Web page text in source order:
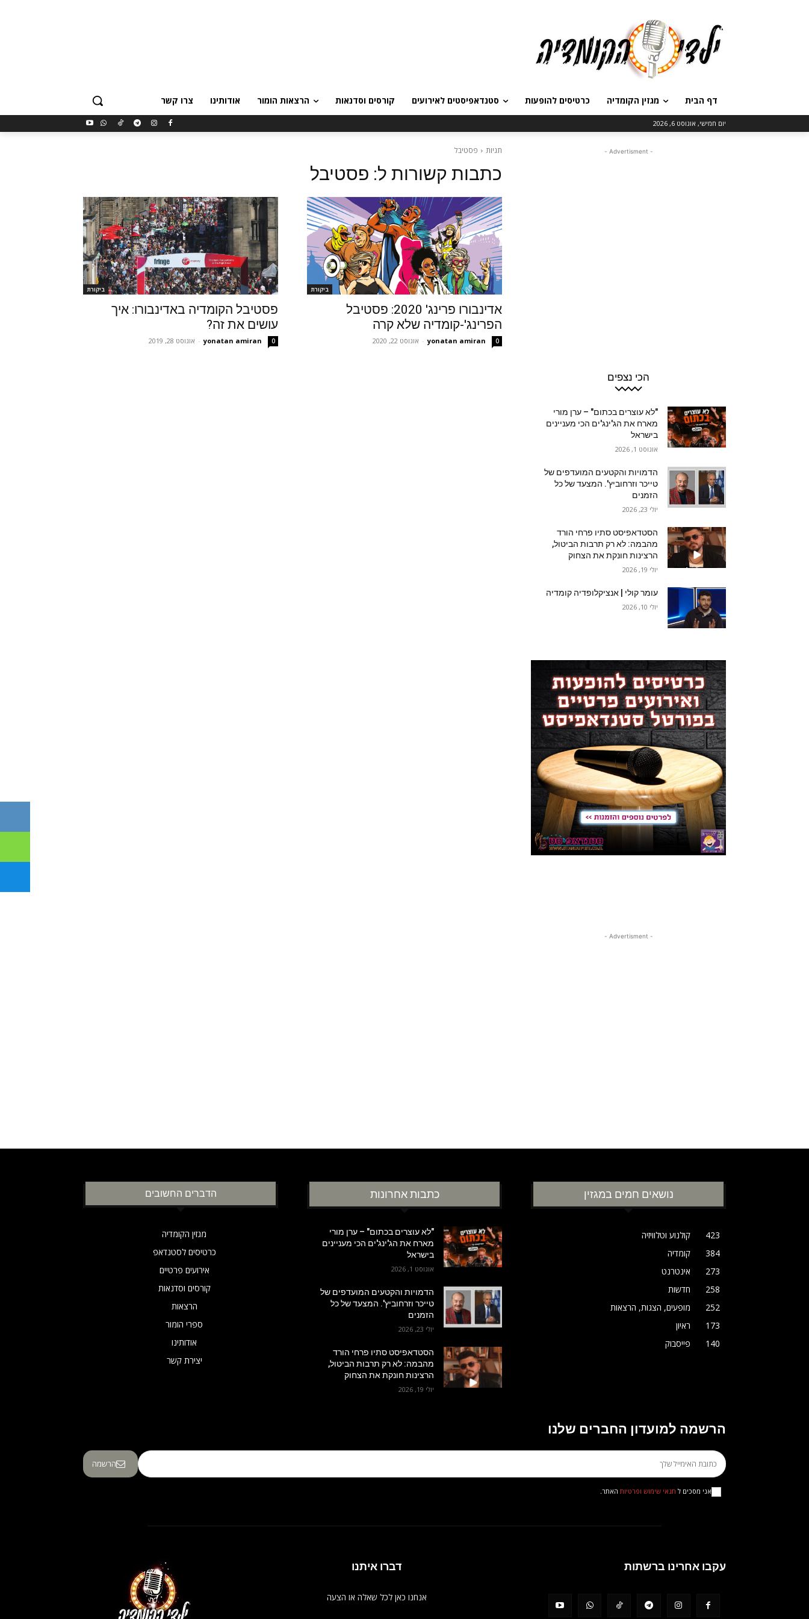
דף הבית מגזין הקומדיה כרטיסים להופעות סטנדאפיסטים לאירועים קורסים וסדנאות הרצאות הומור אודותינו צרו קשר
יום חמישי, אוגוסט 6, 2026
תגיות פסטיבל
כתבות קשורות ל: פסטיבל
ביקורת
אדינבורו פרינג' 2020: פסטיבל
הפרינג'-קומדיה שלא קרה
yonatan amiran
- אוגוסט 22, 2020 0
ביקורת
פסטיבל הקומדיה באדינבורו: איך
עושים את זה?
yonatan amiran
- אוגוסט 28, 2019 0
- Advertisment -
הכי נצפים
"לא עוצרים בכתום" – ערן מורי
מארח את הג'ינג'ים הכי מעניינים
בישראל
אוגוסט 1, 2026
הדמויות והקטעים המועדפים של
טייכר וזרחוביץ'. המצעד של כל
הזמנים
יולי 23, 2026
הסטדאפיסט סתיו פרחי הורד
מהבמה: לא רק תרבות הביטול,
הרצינות חונקת את הצחוק
יולי 19, 2026
עומר קולי | אנציקלופדיה קומדיה
יולי 10, 2026
- Advertisment -
הדברים החשובים
מגזין הקומדיה
כרטיסים לסטנדאפ
אירועים פרטיים
קורסים וסדנאות
הרצאות
ספרי הומור
אודותינו
יצירת קשר
כתבות אחרונות
"לא עוצרים בכתום" – ערן מורי
מארח את הג'ינג'ים הכי מעניינים
בישראל
אוגוסט 1, 2026
הדמויות והקטעים המועדפים של
טייכר וזרחוביץ'. המצעד של כל
הזמנים
יולי 23, 2026
הסטדאפיסט סתיו פרחי הורד
מהבמה: לא רק תרבות הביטול,
הרצינות חונקת את הצחוק
יולי 19, 2026
נושאים חמים במגזין
קולנוע וטלוויזיה
423
קומדיה
384
אינטרנט
273
חדשות
258
מופעים, הצגות, הרצאות
252
ראיון
173
פייסבוק
140
הרשמה למועדון החברים שלנו
הרשמה
אני מסכים ל תנאי שימוש ופרטיותהאתר.
דברו איתנו
אנחנו כאן לכל שאלה או הצעה
עקבו אחרינו ברשתות